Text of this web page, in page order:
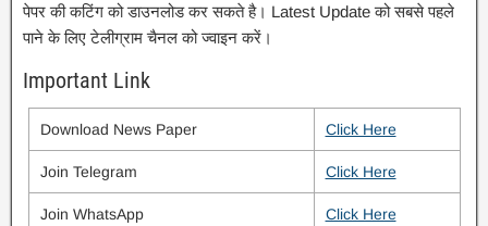
पेपर की कटिंग को डाउनलोड कर सकते है। Latest Update को सबसे पहले
पाने के लिए टेलीग्राम चैनल को ज्वाइन करें।
Important Link
Download News Paper Click Here
Join Telegram Click Here
Join WhatsApp Click Here